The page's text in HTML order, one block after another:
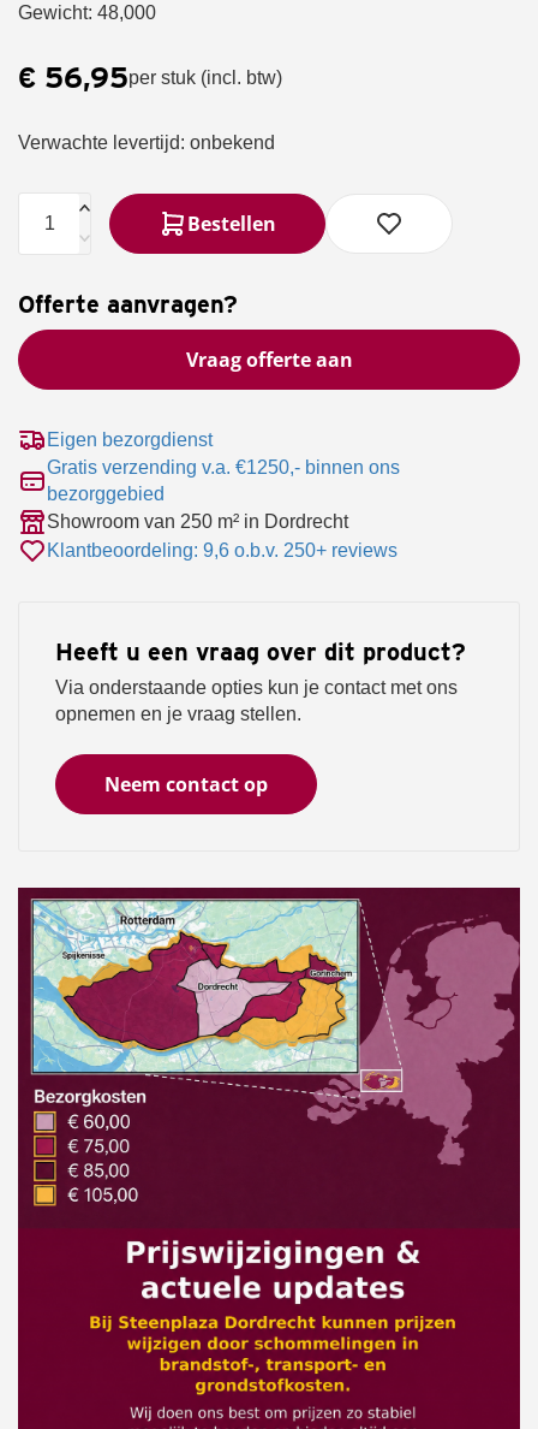
Gewicht: 48,000
€ 56,95per stuk (incl. btw)
Verwachte levertijd: onbekend
Bestellen
Offerte aanvragen?
Vraag offerte aan
Eigen bezorgdienst
Gratis verzending v.a. €1250,- binnen ons
bezorggebied
Showroom van 250 m² in Dordrecht
Klantbeoordeling: 9,6 o.b.v. 250+ reviews
Heeft u een vraag over dit product?
Via onderstaande opties kun je contact met ons
opnemen en je vraag stellen.
Neem contact op